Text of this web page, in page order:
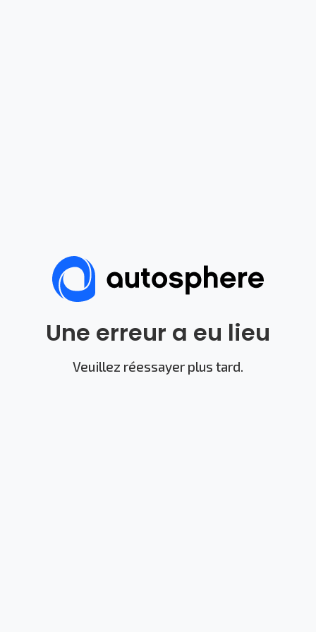
Une erreur a eu lieu
Veuillez réessayer plus tard.